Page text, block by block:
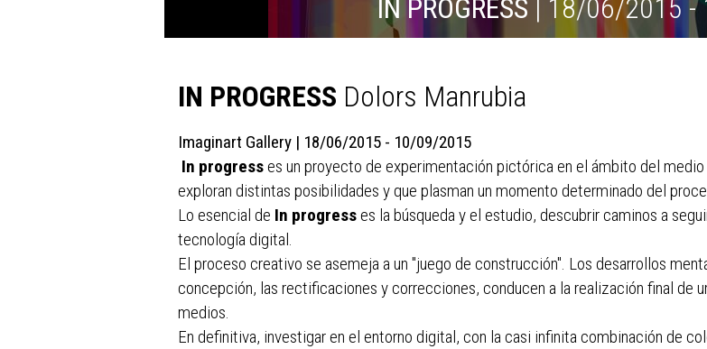
IN PROGRESS | 18/06/2015
IN PROGRESS Dolors Manrubia
Imaginart Gallery | 18/06/2015 - 10/09/2015
In progresses un proyecto de experimentación pictórica en el ámbito del
exploran distintas posibilidades y que plasman un momento determinado del
Lo esencial de In progresses la búsqueda y el estudio, descubrir caminos a
tecnología digital.
El proceso creativo se asemeja a un "juego de construcción". Los desarrollos
concepción, las rectificaciones y correcciones, conducen a la realización final de
medios.
En definitiva, investigar en el entorno digital, con la casi infinita combinación de